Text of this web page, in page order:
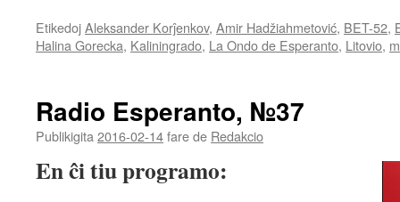
RSS FEED
LINK
EtikedojAleksander Korĵenkov, Amir Hadžiahmetović, BET-52,
Halina Gorecka, Kaliningrado, La Ondo de Esperanto, Litovio,
Radio Esperanto, №37
Publikigita 2016-02-14fare de Redakcio
En ĉi tiu programo: